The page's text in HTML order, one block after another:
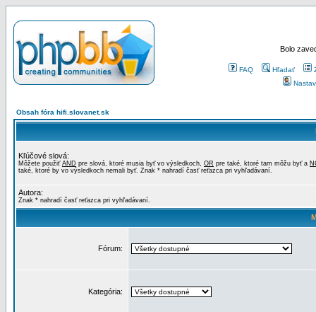
Bolo
FAQ Hľadať
Obsah fóra hifi.slovanet.sk
Kľúčové slová:
Môžete použiť AND pre slová, ktoré musia byť vo výsledkoch, OR pre také, ktoré tam môžu byť a
také, ktoré by vo výsledkoch nemali byť. Znak * nahradí časť reťazca pri vyhľadávaní.
Autora:
Znak * nahradí časť reťazca pri vyhľadávaní.
Fórum:
Kategória: